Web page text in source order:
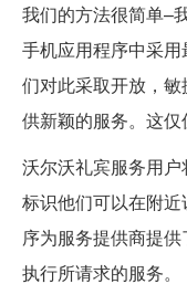
我们的方法很简单–
手机应用程序中采
们对此采取开放，
供新颖的服务。这仅
沃尔沃礼宾服务用
标识他们可以在附
序为服务提供商提
执行所请求的服务。